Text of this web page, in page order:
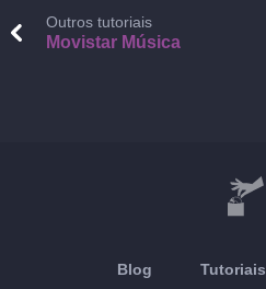
Outros tutoriais
Movistar Música
Blog Tutoriais